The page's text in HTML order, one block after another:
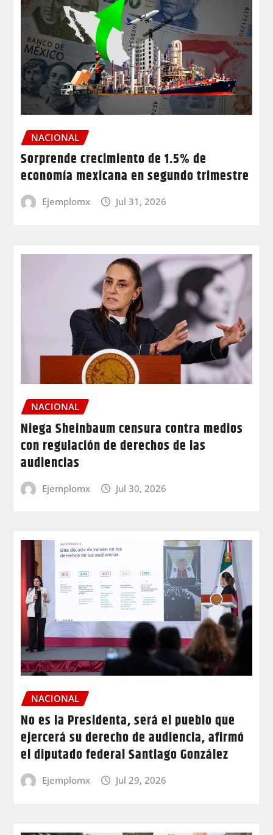
NACIONAL
Sorprende crecimiento de 1.5% de
economía mexicana en segundo trimestre
Ejemplomx Jul 31, 2026
NACIONAL
Niega Sheinbaum censura contra medios
con regulación de derechos de las
audiencias
Ejemplomx Jul 30, 2026
NACIONAL
No es la Presidenta, será el pueblo que
ejercerá su derecho de audiencia, afirmó
el diputado federal Santiago González
Ejemplomx Jul 29, 2026